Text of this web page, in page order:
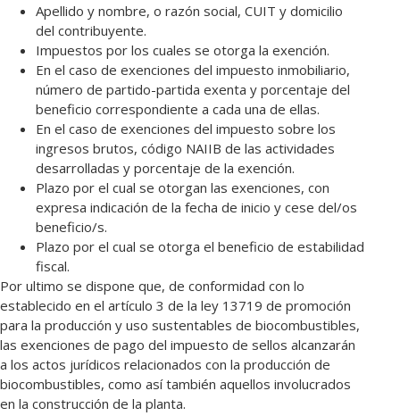
Apellido y nombre, o razón social, CUIT y domicilio
del contribuyente.
Impuestos por los cuales se otorga la exención.
En el caso de exenciones del impuesto inmobiliario,
número de partido-partida exenta y porcentaje del
beneficio correspondiente a cada una de ellas.
En el caso de exenciones del impuesto sobre los
ingresos brutos, código NAIIB de las actividades
desarrolladas y porcentaje de la exención.
Plazo por el cual se otorgan las exenciones, con
expresa indicación de la fecha de inicio y cese del/os
beneficio/s.
Plazo por el cual se otorga el beneficio de estabilidad
fiscal.
Por ultimo se dispone que, de conformidad con lo
establecido en el artículo 3 de la ley 13719 de promoción
para la producción y uso sustentables de biocombustibles,
las exenciones de pago del impuesto de sellos alcanzarán
a los actos jurídicos relacionados con la producción de
biocombustibles, como así también aquellos involucrados
en la construcción de la planta.